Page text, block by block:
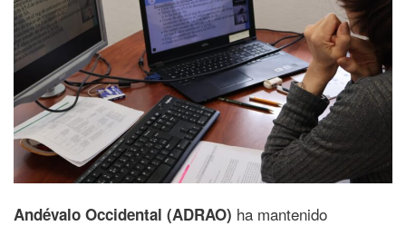
Andévalo Occidental (ADRAO) ha mantenido